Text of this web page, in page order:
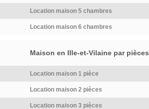
Location maison 5 chambres
Location maison 6 chambres
Maison en Ille-et-Vilaine par pièces
Location maison 1 pièce
Location maison 2 pièces
Location maison 3 pièces